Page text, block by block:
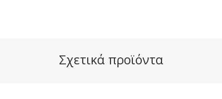
Σχετικά προϊόντα